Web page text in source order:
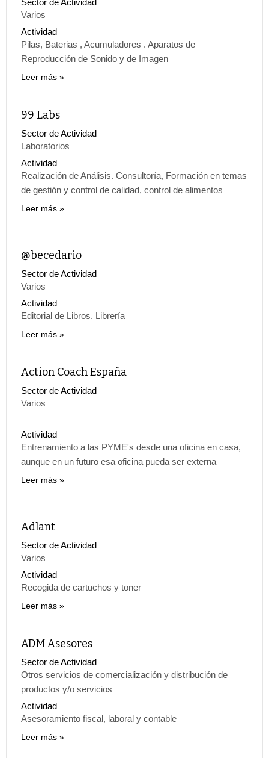
Sector de Actividad
Varios
Actividad
Pilas, Baterias , Acumuladores . Aparatos de
Reproducción de Sonido y de Imagen
Leer más
99 Labs
Sector de Actividad
Laboratorios
Actividad
Realización de Análisis. Consultoría, Formación en temas
de gestión y control de calidad, control de alimentos
Leer más
@becedario
Sector de Actividad
Varios
Actividad
Editorial de Libros. Librería
Leer más
Action Coach España
Sector de Actividad
Varios
Actividad
Entrenamiento a las PYME's desde una oficina en casa,
aunque en un futuro esa oficina pueda ser externa
Leer más
Adlant
Sector de Actividad
Varios
Actividad
Recogida de cartuchos y toner
Leer más
ADM Asesores
Sector de Actividad
Otros servicios de comercialización y distribución de
productos y/o servicios
Actividad
Asesoramiento fiscal, laboral y contable
Leer más